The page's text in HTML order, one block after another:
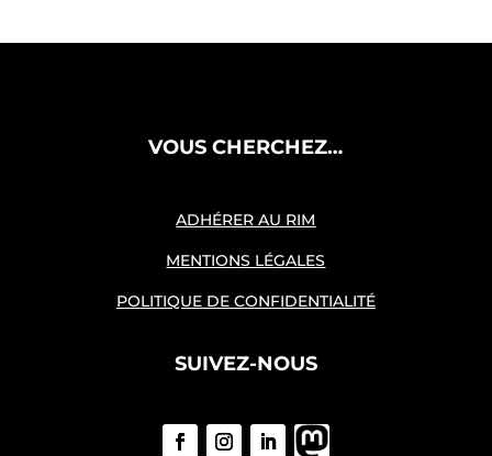
VOUS CHERCHEZ…
ADHÉRER AU RIM
MENTIONS LÉGALES
POLITIQUE DE CONFIDENTIALITÉ
SUIVEZ-NOUS